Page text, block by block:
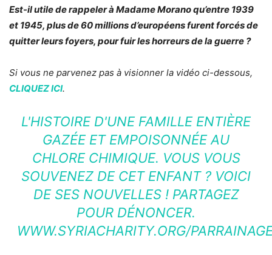
Est-il utile de rappeler à Madame Morano qu’entre 1939
et 1945, plus de 60 millions d’européens furent forcés de
quitter leurs foyers, pour fuir les horreurs de la guerre ?
Si vous ne parvenez pas à visionner la vidéo ci-dessous,
CLIQUEZ ICI.
L'HISTOIRE D'UNE FAMILLE ENTIÈRE
GAZÉE ET EMPOISONNÉE AU
CHLORE CHIMIQUE. VOUS VOUS
SOUVENEZ DE CET ENFANT ? VOICI
DE SES NOUVELLES ! PARTAGEZ
POUR DÉNONCER.
WWW.SYRIACHARITY.ORG/